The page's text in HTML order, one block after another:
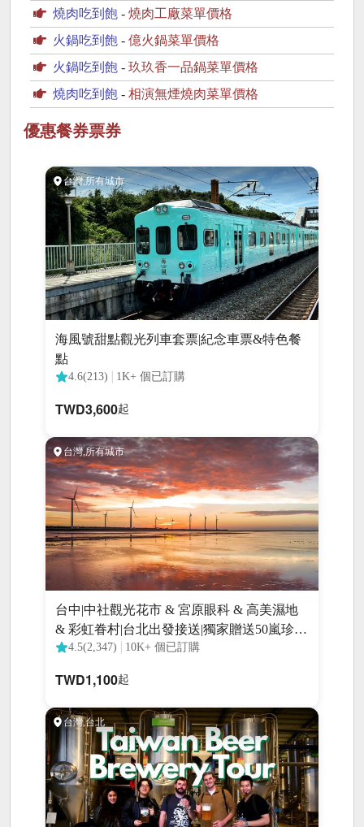
燒肉吃到飽 - 燒肉工廠菜單價格
火鍋吃到飽 - 億火鍋菜單價格
火鍋吃到飽 - 玖玖香一品鍋菜單價格
燒肉吃到飽 - 相演無煙燒肉菜單價格
優惠餐券票券